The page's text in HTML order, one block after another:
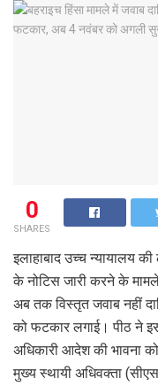
0
SHARES
इलाहाबाद उच्च न्यायालय
के नोटिस जारी करने के मामले
अब तक विस्तृत जवाब नहीं
को फटकार लगाई। पीठ ने
अधिकारी आदेश की भावना
मुख्य स्थायी अधिवक्ता